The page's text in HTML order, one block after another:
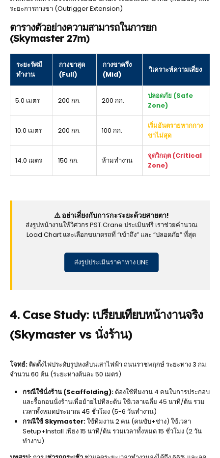
ระยะการกางขา (Outrigger Extension)
ตารางตัวอย่างความสามารถในการยก
(Skymaster 27m)
ระยะรัศมี
ทำงาน
กางขาสุด
(Full)
กางขาครึ่ง
(Mid)
วิเคราะห์ความเสี่ยง
5.0 เมตร 200 กก. 200 กก.
ปลอดภัย (Safe
Zone)
10.0 เมตร 200 กก. 100 กก.
เริ่มอันตรายหากกาง
ขาไม่สุด
14.0 เมตร 150 กก. ห้ามทำงาน
จุดวิกฤต (Critical
Zone)
⚠️ อย่าเสี่ยงกับการกะระยะด้วยสายตา!
ส่งรูปหน้างานให้วิศวกร PST.Crane ประเมินฟรี เราช่วยคำนวณ
Load Chart และเลือกขนาดรถที่ “เข้าถึง” และ “ปลอดภัย” ที่สุด
ส่งรูปประเมินราคาทาง LINE
4. Case Study: เปรียบเทียบหน้างานจริง
(Skymaster vs นั่งร้าน)
โจทย์: ติดตั้งไฟประดับรูปหงส์บนเสาไฟฟ้า ถนนราชพฤกษ์ ระยะทาง 3 กม.
จำนวน 60 ต้น (ระยะห่างต้นละ 50 เมตร)
กรณีใช้นั่งร้าน (Scaffolding): ต้องใช้ทีมงาน 4 คนในการประกอบ
และรื้อถอนนั่งร้านเพื่อย้ายไปทีละต้น ใช้เวลาเฉลี่ย 45 นาที/ต้น รวม
เวลาทั้งหมดประมาณ 45 ชั่วโมง (5-6 วันทำงาน)
กรณีใช้ Skymaster:ใช้ทีมงาน 2 คน (คนขับ+ช่าง) ใช้เวลา
Setup+Install เพียง 15 นาที/ต้น รวมเวลาทั้งหมด 15 ชั่วโมง (2 วัน
ทำงาน)